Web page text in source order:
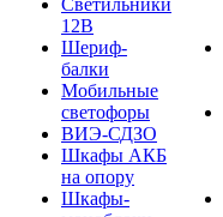
Светильники
12В
Шериф-
балки
Мобильные
светофоры
ВИЭ-СДЗО
Шкафы АКБ
на опору
Шкафы-